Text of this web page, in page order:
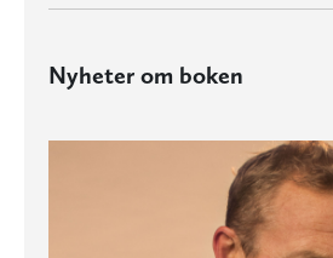
Nyheter om boken